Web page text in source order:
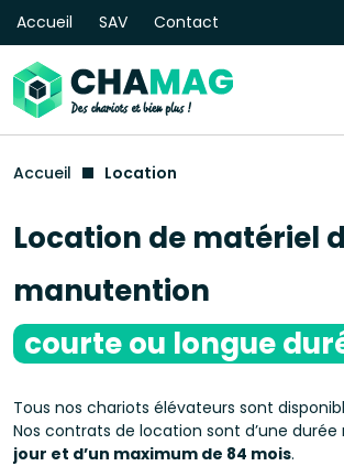
Accueil SAV Contact
Accueil Location
Location de matériel
manutention
courte ou longue
Tous nos chariots élévateurs sont
Nos contrats de location sont d’une
jour et d’un maximum de 84 mois.